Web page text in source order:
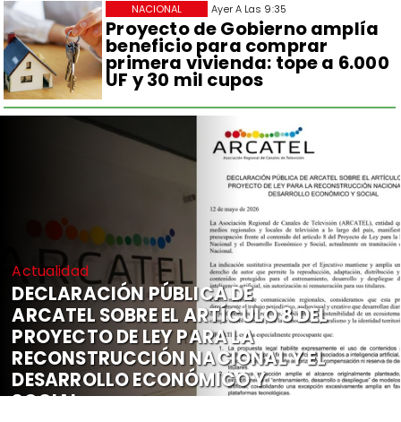
Ayer A Las 9:35
Proyecto de Gobierno amplía
beneficio para comprar
primera vivienda: tope a 6.000
UF y 30 mil cupos
NACIONAL
Actualidad
DECLARACIÓN PÚBLICA DE
ARCATEL SOBRE EL ARTÍCULO 8 DEL
PROYECTO DE LEY PARA LA
RECONSTRUCCIÓN NACIONAL Y EL
DESARROLLO ECONÓMICO Y
SOCIAL